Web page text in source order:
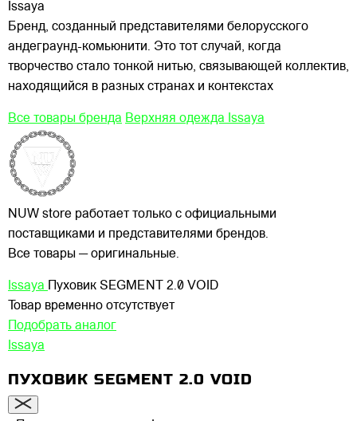
Issaya
Бренд, созданный представителями белорусского
андеграунд-комьюнити. Это тот случай, когда
творчество стало тонкой нитью, связывающей коллектив,
находящийся в разных странах и контекстах
Все товары бренда Верхняя одежда Issaya
NUW store работает только с официальными
поставщиками и представителями брендов.
Все товары — оригинальные.
Issaya Пуховик SEGMENT 2.0 VOID
Товар временно отсутствует
Подобрать аналог
Issaya
ПУХОВИК SEGMENT 2.0 VOID